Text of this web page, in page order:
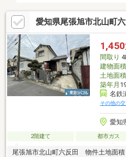
愛知県尾張旭市北山町
1,450
間取り
建物面積
土地面積
築年月
名鉄
その他の交
愛知
2階建て 都市ガス
尾張旭市北山町六反田 物件土地面積